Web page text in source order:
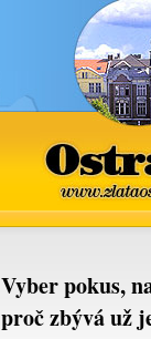
Vyber pokus,
proč zbývá už